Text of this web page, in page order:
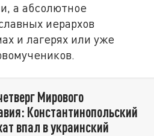
а абсолютное
иерархов
и лагерях или уже
Мирового
Константинопольский
впал в украинский